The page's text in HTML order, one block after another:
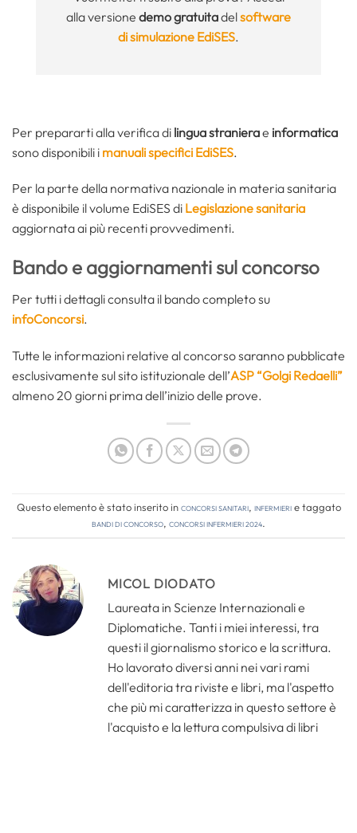
alla versione demo gratuitadelsoftware
di simulazione EdiSES.
Per prepararti alla verifica di lingua stranierae informatica
sono disponibili i manuali specifici EdiSES.
Per la parte della normativa nazionale in materia sanitaria
è disponibile il volume EdiSES di Legislazione sanitaria
aggiornata ai più recenti provvedimenti.
Bando e aggiornamenti sul concorso
Per tutti i dettagli consulta il bando completo su
infoConcorsi.
Tutte le informazioni relative al concorso saranno pubblicate
esclusivamente sul sito istituzionale dell’ASP “Golgi Redaelli”
almeno 20 giorni prima dell’inizio delle prove.
Questo elemento è stato inserito inConcorsi Sanitari, Infermierie taggato
bandi di concorso, concorsi infermieri 2024.
MICOL DIODATO
Laureata in Scienze Internazionali e
Diplomatiche. Tanti i miei interessi, tra
questi il giornalismo storico e la scrittura.
Ho lavorato diversi anni nei vari rami
dell'editoria tra riviste e libri, ma l'aspetto
che più mi caratterizza in questo settore è
l'acquisto e la lettura compulsiva di libri